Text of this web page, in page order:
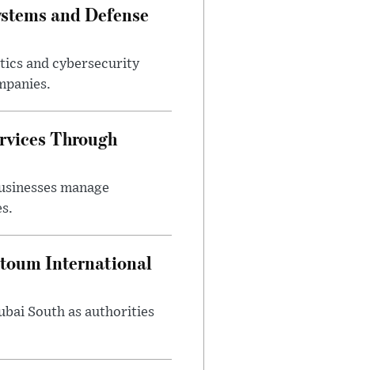
and Defense
and cybersecurity
Through
manage
International
South as authorities